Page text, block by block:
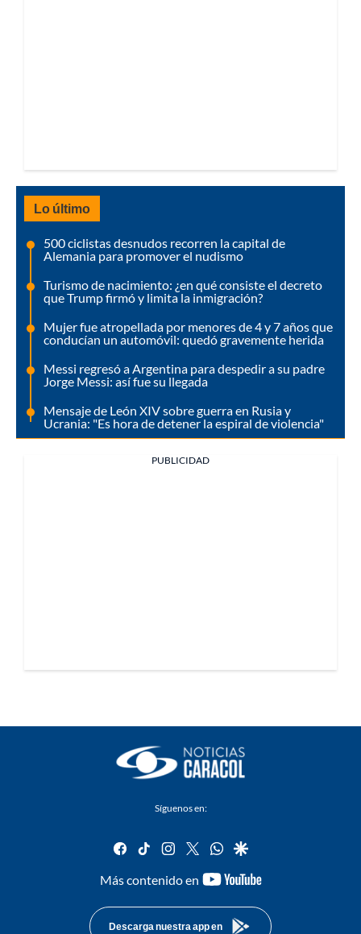
Lo último
500 ciclistas desnudos recorren la capital de
Alemania para promover el nudismo
Turismo de nacimiento: ¿en qué consiste el decreto
que Trump firmó y limita la inmigración?
Mujer fue atropellada por menores de 4 y 7 años que
conducían un automóvil: quedó gravemente herida
Messi regresó a Argentina para despedir a su padre
Jorge Messi: así fue su llegada
Mensaje de León XIV sobre guerra en Rusia y
Ucrania: "Es hora de detener la espiral de violencia"
PUBLICIDAD
Síguenos en:
facebook
tiktok instagram
twitterwhatsapp
google
Más contenido en
youtube-
Descarga nuestra app en